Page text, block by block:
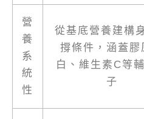
營
養
系
統
性
從基底營養建構
撐條件，涵蓋膠
白、維生素C等
子